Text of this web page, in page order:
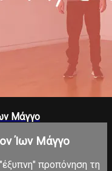
Μάγγο
Ίων Μάγγο
προπόνηση τη